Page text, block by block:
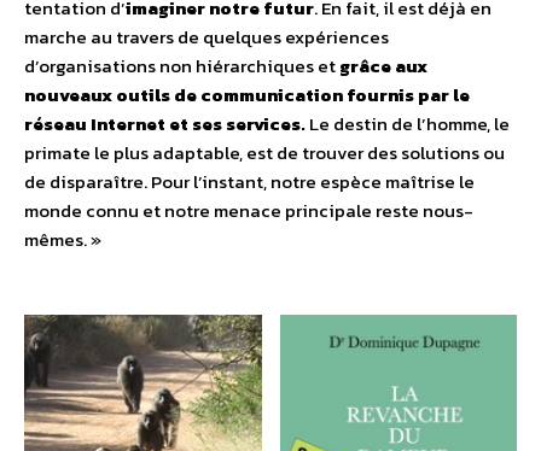
tentation d’imaginer notre futur. En fait, il est déjà en
marche au travers de quelques expériences
d’organisations non hiérarchiques etgrâce aux
nouveaux outils de communication fournis par le
réseau Internet et ses services.Le destin de l’homme, le
primate le plus adaptable, est de trouver des solutions ou
de disparaître. Pour l’instant, notre espèce maîtrise le
monde connu et notre menace principale reste nous-
mêmes. »